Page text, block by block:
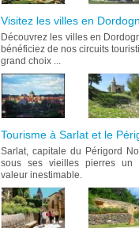
Visitez les villes en
Découvrez les villes en
bénéficiez de nos circuits
grand choix ...
Tourisme à Sarlat et le
Sarlat, capitale du Périgord
sous ses vieilles pierres un
valeur inestimable.